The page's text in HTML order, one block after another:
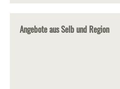
Angebote aus Selb und Region